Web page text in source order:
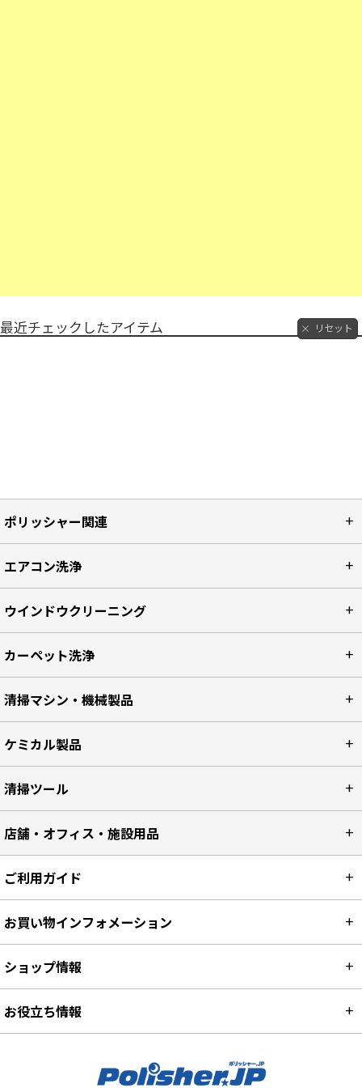
最近チェックしたアイテム リセット
ポリッシャー関連
エアコン洗浄
ウインドウクリーニング
カーペット洗浄
清掃マシン・機械製品
ケミカル製品
清掃ツール
店舗・オフィス・施設用品
ご利用ガイド
お買い物インフォメーション
ショップ情報
お役立ち情報